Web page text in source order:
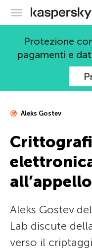
Protezione
pagamenti e
Aleks Gostev
all’appello
Aleks Gostev
Lab discute
verso il